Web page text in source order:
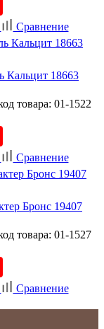
Сравнение
Кальцит 18663
товара: 01-1522
Сравнение
Бронс 19407
товара: 01-1527
Сравнение